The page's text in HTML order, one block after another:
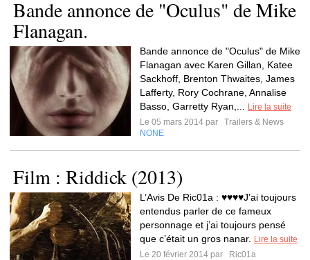
Bande annonce de "Oculus" de Mike
Flanagan.
Bande annonce de "Oculus" de Mike
Flanagan avec Karen Gillan, Katee
Sackhoff, Brenton Thwaites, James
Lafferty, Rory Cochrane, Annalise
Basso, Garretty Ryan,...
Lire la suite
Le 05 mars 2014 par
Trailers & News
NONE
Film : Riddick (2013)
L’Avis De Ric01a : ♥♥♥♥J’ai toujours
entendus parler de ce fameux
personnage et j’ai toujours pensé
que c’était un gros nanar.
Lire la suite
Le 20 février 2014 par
Ric01a